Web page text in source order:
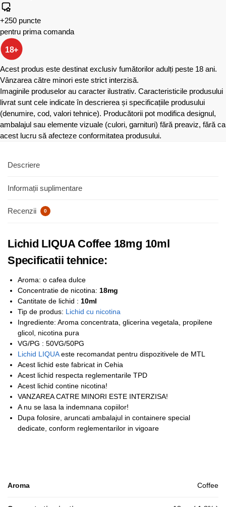
+250 puncte
pentru prima comanda
18+
Acest produs este destinat exclusiv fumătorilor adulți peste 18 ani.
Vânzarea către minori este strict interzisă.
Imaginile produselor au caracter ilustrativ. Caracteristicile produsului
livrat sunt cele indicate în descrierea și specificațiile produsului
(denumire, cod, valori tehnice). Producătorii pot modifica designul,
ambalajul sau elemente vizuale (culori, garnituri) fără preaviz, fără ca
acest lucru să afecteze conformitatea produsului.
Descriere
Informații suplimentare
Recenzii 0
Lichid LIQUA Coffee 18mg 10ml
Specificatii tehnice:
Aroma: o cafea dulce
Concentratie de nicotina: 18mg
Cantitate de lichid : 10ml
Tip de produs: Lichid cu nicotina
Ingrediente: Aroma concentrata, glicerina vegetala, propilene
glicol, nicotina pura
VG/PG : 50VG/50PG
Lichid LIQUAeste recomandat pentru dispozitivele de MTL
Acest lichid este fabricat in Cehia
Acest lichid respecta reglementarile TPD
Acest lichid contine nicotina!
VANZAREA CATRE MINORI ESTE INTERZISA!
A nu se lasa la indemnana copiilor!
Dupa folosire, aruncati ambalajul in containere special
dedicate, conform reglementarilor in vigoare
Aroma Coffee